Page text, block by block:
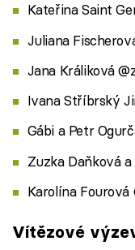
Kateřina Saint
Juliana
Jana Králiková
Ivana Stříbrský
Gábi a Petr
Zuzka Daňková
Karolína Fourová
Vítězové